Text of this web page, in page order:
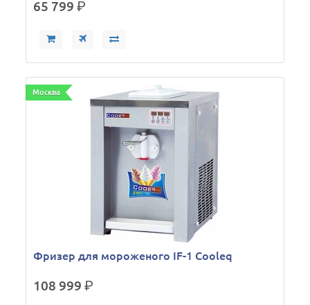
65 799р.
Москва
Фризер для мороженого IF-1 Cooleq
108 999р.